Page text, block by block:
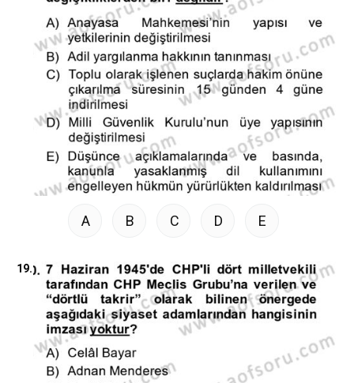
A B C D E
19.